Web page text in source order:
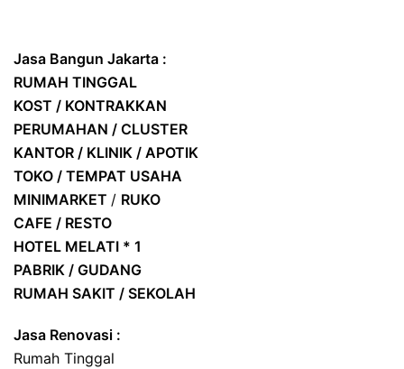
Jasa Bangun Jakarta :
RUMAH TINGGAL
KOST / KONTRAKKAN
PERUMAHAN / CLUSTER
KANTOR / KLINIK / APOTIK
TOKO / TEMPAT USAHA
MINIMARKET / RUKO
CAFE / RESTO
HOTEL MELATI * 1
PABRIK / GUDANG
RUMAH SAKIT / SEKOLAH
Jasa Renovasi :
Rumah Tinggal